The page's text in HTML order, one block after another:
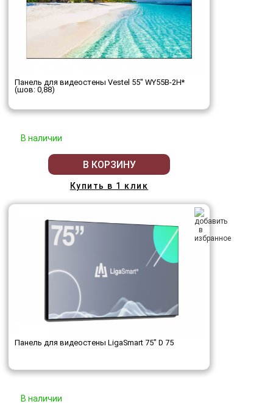
Панель для видеостены Vestel 55" WY55B-2H*
(шов: 0,88)
В наличии
В КОРЗИНУ
Купить в 1 клик
Панель для видеостены LigaSmart 75" D 75
В наличии